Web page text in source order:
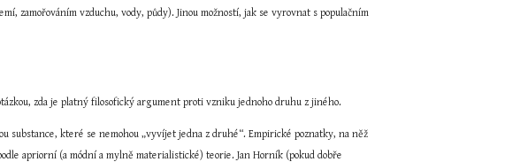
zamořováním vzduchu, vody, půdy). Jinou možností, jak se vyrovnat s populačním
zda je platný filosofický argument proti vzniku jednoho druhu z jiného.
substance, které se nemohou „vyvíjet jedna z druhé“. Empirické poznatky, na něž
apriorní (a módní a mylně materialistické) teorie. Jan Horník (pokud dobře